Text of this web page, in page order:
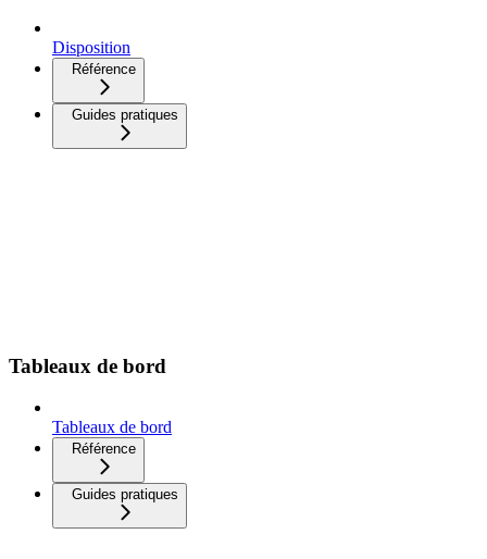
Disposition
Référence
Guides pratiques
Tableaux de bord
Tableaux de bord
Référence
Guides pratiques